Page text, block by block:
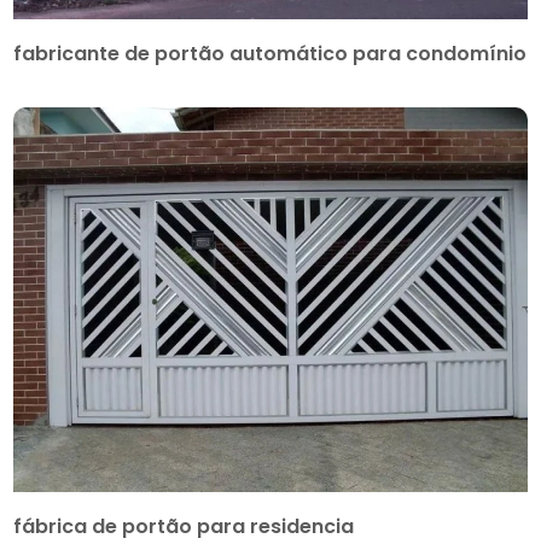
fabricante de portão automático para condomínio
fábrica de portão para residencia